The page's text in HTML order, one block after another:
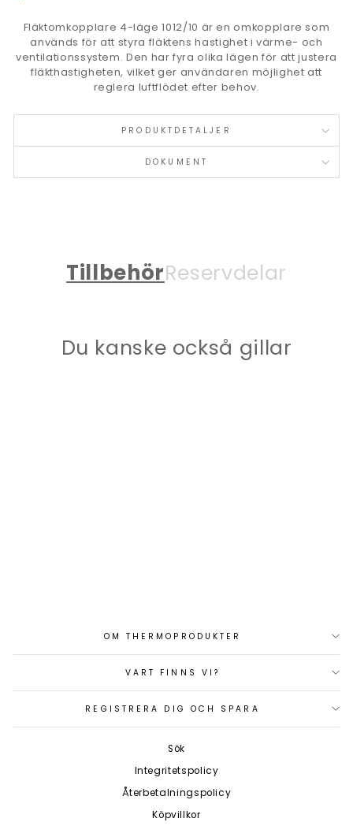
Fläktomkopplare 4-läge 1012/10 är en omkopplare som
används för att styra fläktens hastighet i värme- och
ventilationssystem. Den har fyra olika lägen för att justera
fläkthastigheten, vilket ger användaren möjlighet att
reglera luftflödet efter behov.
PRODUKTDETALJER
DOKUMENT
TillbehörReservdelar
Du kanske också gillar
OM THERMOPRODUKTER
VART FINNS VI?
REGISTRERA DIG OCH SPARA
Sök
Integritetspolicy
Återbetalningspolicy
Köpvillkor